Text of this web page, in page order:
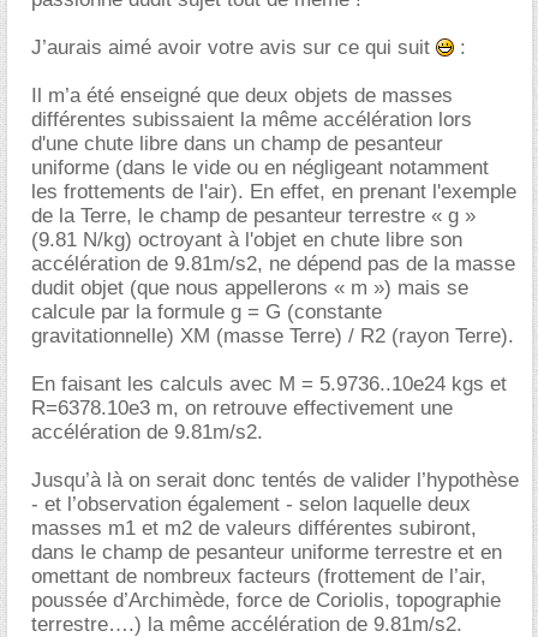
J’aurais aimé avoir votre avis sur ce qui suit :
Il m’a été enseigné que deux objets de masses
différentes subissaient la même accélération lors
d'une chute libre dans un champ de pesanteur
uniforme (dans le vide ou en négligeant notamment
les frottements de l'air). En effet, en prenant l'exemple
de la Terre, le champ de pesanteur terrestre « g »
(9.81 N/kg) octroyant à l'objet en chute libre son
accélération de 9.81m/s2, ne dépend pas de la masse
dudit objet (que nous appellerons « m ») mais se
calcule par la formule g = G (constante
gravitationnelle) XM (masse Terre) / R2 (rayon Terre).
En faisant les calculs avec M = 5.9736..10e24 kgs et
R=6378.10e3 m, on retrouve effectivement une
accélération de 9.81m/s2.
Jusqu’à là on serait donc tentés de valider l’hypothèse
- et l’observation également - selon laquelle deux
masses m1 et m2 de valeurs différentes subiront,
dans le champ de pesanteur uniforme terrestre et en
omettant de nombreux facteurs (frottement de l’air,
poussée d’Archimède, force de Coriolis, topographie
terrestre….) la même accélération de 9.81m/s2.